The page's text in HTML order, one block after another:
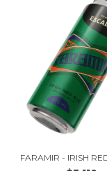
FARAMIR - IRISH